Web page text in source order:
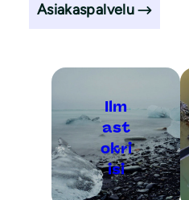
Asiakaspalvelu
Ilm
ast
okri
isi